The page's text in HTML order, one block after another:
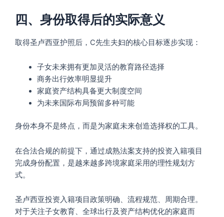
四、身份取得后的实际意义
取得圣卢西亚护照后，C先生夫妇的核心目标逐步实现：
子女未来拥有更加灵活的教育路径选择
商务出行效率明显提升
家庭资产结构具备更大制度空间
为未来国际布局预留多种可能
身份本身不是终点，而是为家庭未来创造选择权的工具。
在合法合规的前提下，通过成熟法案支持的投资入籍项目
完成身份配置，是越来越多跨境家庭采用的理性规划方
式。
圣卢西亚投资入籍项目政策明确、流程规范、周期合理。
对于关注子女教育、全球出行及资产结构优化的家庭而